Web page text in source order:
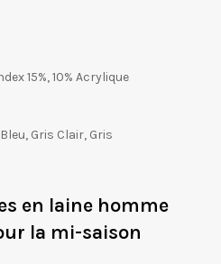
15%, 10% Acrylique
Gris Clair, Gris
en laine homme
la mi-saison